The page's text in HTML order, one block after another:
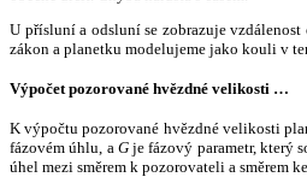
U přísluní a odsluní se zobrazuje
zákon a planetku modelujeme jako kouli v
Výpočet pozorované hvězdné velikosti …
K výpočtu pozorované hvězdné velikosti
fázovém úhlu, a Gje fázový parametr, který
úhel mezi směrem k pozorovateli a směrem